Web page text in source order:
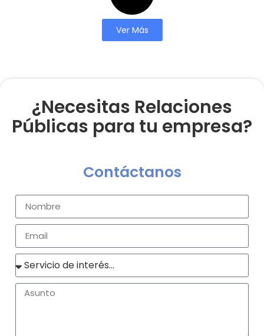
Ver Más
¿Necesitas Relaciones
Públicas para tu empresa?
Contáctanos